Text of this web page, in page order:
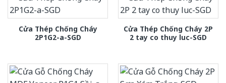
Cửa Thép Chống Cháy
2P1G2-a-SGD
Cửa Thép Chống Cháy 2P
2 tay co thuy luc-SGD